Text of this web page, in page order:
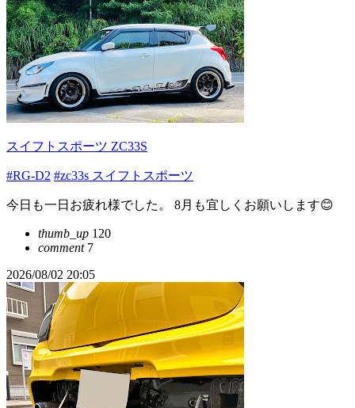
スイフトスポーツ ZC33S
#RG-D2 #zc33s スイフトスポーツ
今日も一日お疲れ様でした。 8月も宜しくお願いします😊
thumb_up 120
comment7
2026/08/02 20:05